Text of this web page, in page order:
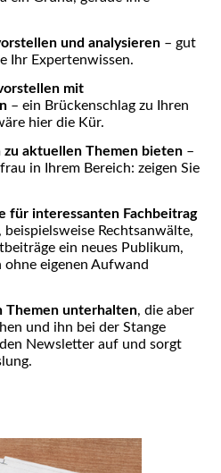
und analysieren – gut
Ihr Expertenwissen.
mit
– ein Brückenschlag zu Ihren
hier die Kür.
zu aktuellen Themen bieten –
in Ihrem Bereich: zeigen Sie
für interessanten Fachbeitrag
beispielsweise Rechtsanwälte,
ein neues Publikum,
ohne eigenen Aufwand
Themen unterhalten, die aber
und ihn bei der Stange
Newsletter auf und sorgt